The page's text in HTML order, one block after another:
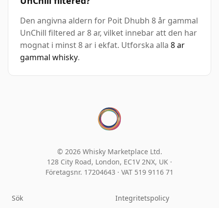
Den angivna aldern for Poit Dhubh 8 år gammal
UnChill filtered ar 8 ar, vilket innebar att den har
mognat i minst 8 ar i ekfat. Utforska alla 8 ar
gammal whisky.
© 2026 Whisky Marketplace Ltd.
128 City Road, London, EC1V 2NX, UK ·
Företagsnr. 17204643 · VAT 519 9116 71
Sök Integritetspolicy